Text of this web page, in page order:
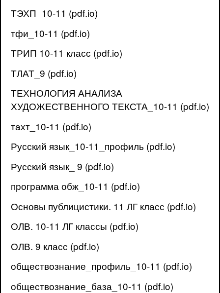
ТЭХП_10-11 (pdf.io)
тфи_10-11 (pdf.io)
ТРИП 10-11 класс (pdf.io)
ТЛАТ_9 (pdf.io)
ТЕХНОЛОГИЯ АНАЛИЗА
ХУДОЖЕСТВЕННОГО ТЕКСТА_10-11 (pdf.io)
тахт_10-11 (pdf.io)
Русский язык_10-11_профиль (pdf.io)
Русский язык_ 9 (pdf.io)
программа обж_10-11 (pdf.io)
Основы публицистики. 11 ЛГ класс (pdf.io)
ОЛВ. 10-11 ЛГ классы (pdf.io)
ОЛВ. 9 класс (pdf.io)
обществознание_профиль_10-11 (pdf.io)
обществознание_база_10-11 (pdf.io)